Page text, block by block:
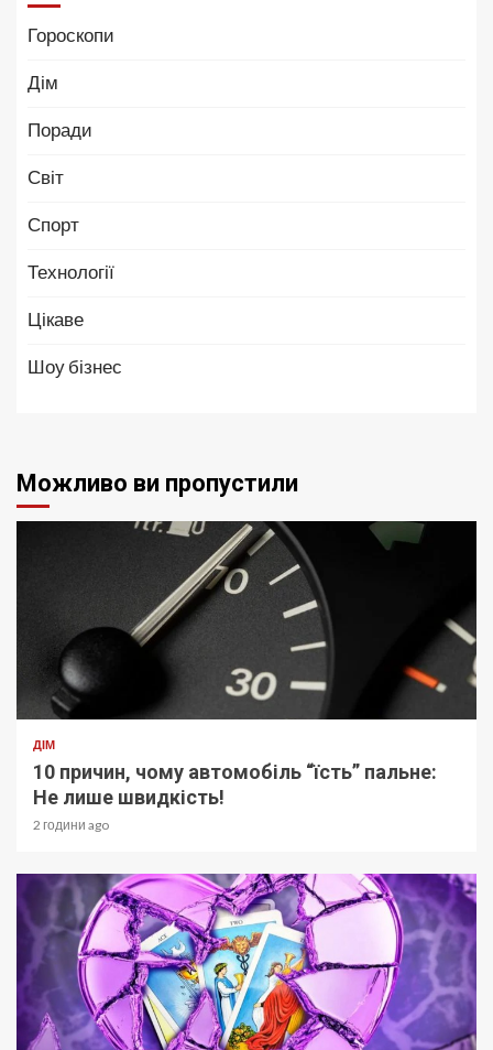
Гороскопи
Дім
Поради
Світ
Спорт
Технології
Цікаве
Шоу бізнес
Можливо ви пропустили
ДІМ
10 причин, чому автомобіль “їсть” пальне:
Не лише швидкість!
2 години ago